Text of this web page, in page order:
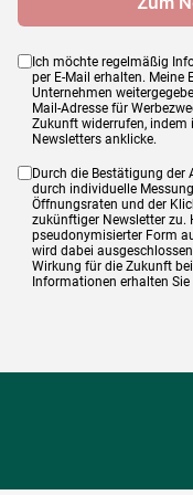
Ich möchte regelmäßig
per E-Mail erhalten. Meine
Unternehmen
Mail-Adresse für
Zukunft widerrufen, indem
Newsletters anklicke.
Durch die Bestätigung
durch individuelle
Öffnungsraten und der
zukünftiger Newsletter zu.
pseudonymisierter Form
wird dabei
Wirkung für die Zukunft
Informationen erhalten